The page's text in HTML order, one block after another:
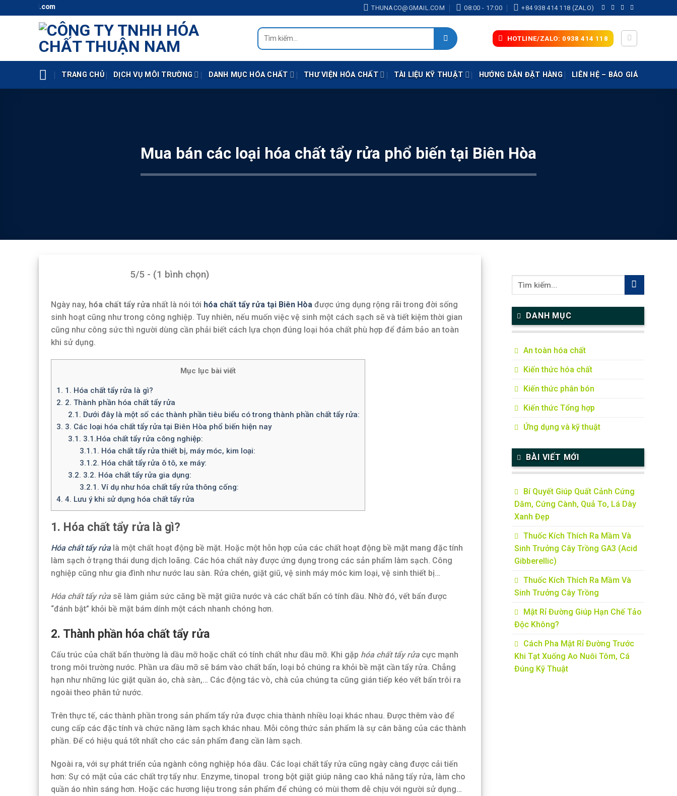
to
Hotline: 0938.414.118 (Zalo) - Mail: thunaco@gmail.comTHUNACO@GMAIL.COM 08:00 - 17:00 +84 938 414 118 (ZALO)
Tìm
kiếm:
HOTLINE/ZALO: 0938 414 118
TRANG CHỦ DỊCH VỤ MÔI TRƯỜNG DANH MỤC HÓA CHẤT THƯ VIỆN HÓA CHẤT TÀI LIỆU KỸ THUẬT HƯỚNG DẪN ĐẶT HÀNG LIÊN HỆ – BÁO GIÁ
Mua bán các loại hóa chất tẩy rửa phổ biến tại Biên Hòa
5/5 - (1 bình chọn)
Ngày nay, hóa chất tẩy rửa nhất là nói tới hóa chất tẩy rửa tại Biên Hòa được ứng dụng rộng rãi trong đời sống
sinh hoạt cũng như trong công nghiệp. Tuy nhiên, nếu muốn việc vệ sinh một cách sạch sẽ và tiết kiệm thời gian
cũng như công sức thì người dùng cần phải biết cách lựa chọn đúng loại hóa chất phù hợp để đảm bảo an toàn
khi sử dụng.
Mục lục bài viết
1. 1. Hóa chất tẩy rửa là gì?
2. 2. Thành phần hóa chất tẩy rửa
2.1. Dưới đây là một số các thành phần tiêu biểu có trong thành phần chất tẩy rửa:
3. 3. Các loại hóa chất tẩy rửa tại Biên Hòa phổ biến hiện nay
3.1. 3.1.Hóa chất tẩy rửa công nghiệp:
3.1.1. Hóa chất tẩy rửa thiết bị, máy móc, kim loại:
3.1.2. Hóa chất tẩy rửa ô tô, xe máy:
3.2. 3.2. Hóa chất tẩy rửa gia dụng:
3.2.1. Ví dụ như hóa chất tẩy rửa thông cống:
4. 4. Lưu ý khi sử dụng hóa chất tẩy rửa
1. Hóa chất tẩy rửa là gì?
Hóa chất tẩy rửalà một chất hoạt động bề mặt. Hoặc một hỗn hợp của các chất hoạt động bề mặt mang đặc tính
làm sạch ở trạng thái dung dịch loãng. Các hóa chất này được ứng dụng trong các sản phẩm làm sạch. Công
nghiệp cũng như gia đình như nước lau sàn. Rửa chén, giặt giũ, vệ sinh máy móc kim loại, vệ sinh thiết bị…
Hóa chất tẩy rửa sẽ làm giảm sức căng bề mặt giữa nước và các chất bẩn có tính dầu. Nhờ đó, vết bẩn được
“đánh bật” khỏi bề mặt bám dính một cách nhanh chóng hơn.
2. Thành phần hóa chất tẩy rửa
Cấu trúc của chất bẩn thường là dầu mỡ hoặc chất có tính chất như dầu mỡ. Khi gặp hóa chất tẩy rửa cực mạnh
trong môi trường nước. Phần ưa dầu mỡ sẽ bám vào chất bẩn, loại bỏ chúng ra khỏi bề mặt cần tẩy rửa. Chẳng
hạn như những lúc giặt quần áo, chà sàn,… Các động tác vò, chà của chúng ta cũng gián tiếp kéo vết bẩn trôi ra
ngoài theo phân tử nước.
Trên thực tế, các thành phần trong sản phẩm tẩy rửa được chia thành nhiều loại khác nhau. Được thêm vào để
cung cấp các đặc tính và chức năng làm sạch khác nhau. Mỗi công thức sản phẩm là sự cân bằng của các thành
phần. Để có hiệu quả tốt nhất cho các sản phẩm đang cần làm sạch.
Ngoài ra, với sự phát triển của ngành công nghiệp hóa dầu. Các loại chất tẩy rửa cũng ngày càng được cải tiến
hơn: Sự có mặt của các chất trợ tẩy như. Enzyme, tinopal trong bột giặt giúp nâng cao khả năng tẩy rửa, làm cho
quần áo nhìn sáng hơn. Hoặc các hương liệu trong sản phẩm để chúng có mùi thơm dễ chịu với người sử dụng…
DANH MỤC
An toàn hóa chất
Kiến thức hóa chất
Kiến thức phân bón
Kiến thức Tổng hợp
Ứng dụng và kỹ thuật
BÀI VIẾT MỚI
Bí Quyết Giúp Quất Cảnh Cứng
Dăm, Cứng Cành, Quả To, Lá Dày
Xanh Đẹp
Thuốc Kích Thích Ra Mầm Và
Sinh Trưởng Cây Trồng GA3 (Acid
Gibberellic)
Thuốc Kích Thích Ra Mầm Và
Sinh Trưởng Cây Trồng
Mật Rỉ Đường Giúp Hạn Chế Tảo
Độc Không?
Cách Pha Mật Rỉ Đường Trước
Khi Tạt Xuống Ao Nuôi Tôm, Cá
Đúng Kỹ Thuật